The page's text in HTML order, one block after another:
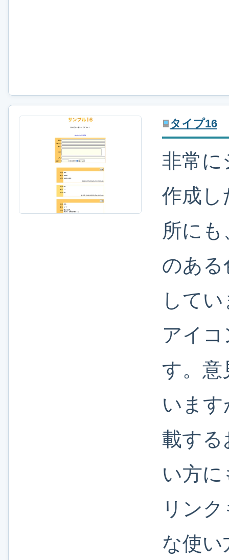
タイプ16
非常に
作成し
所に
のある
して
アイ
す。意
いま
載する
い方
リン
な使